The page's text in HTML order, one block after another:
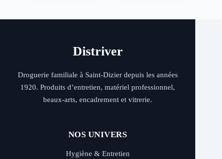
Distriver
Droguerie familiale à Saint-Dizier depuis les années
1920. Produits d’entretien, matériel professionnel,
beaux-arts, encadrement et vitrerie.
NOS UNIVERS
Hygiène & Entretien